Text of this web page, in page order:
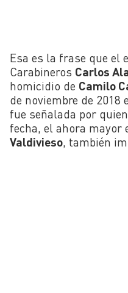
Esa es la frase que el
Carabineros Carlos
homicidio de Camilo
de noviembre de 2018
fue señalada por
fecha, el ahora mayor
Valdivieso, también